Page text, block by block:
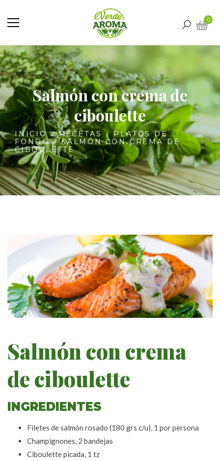
0
Salmón con crema de
ciboulette
INICIO RECETAS
PLATOS DE
FONDO
SALMÓN CON CREMA DE
CIBOULETTE
Salmón con crema
de ciboulette
INGREDIENTES
Filetes de salmón rosado (180 grs c/u), 1 por persona
Champignones, 2 bandejas
Ciboulette picada, 1 tz